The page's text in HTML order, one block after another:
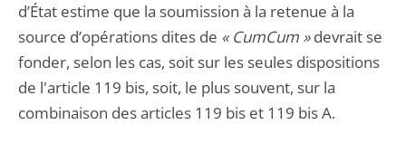
d’État estime que la soumission à la retenue à la
source d’opérations dites de « CumCum »devrait se
fonder, selon les cas, soit sur les seules dispositions
de l'article 119 bis, soit, le plus souvent, sur la
combinaison des articles 119 bis et 119 bis A.